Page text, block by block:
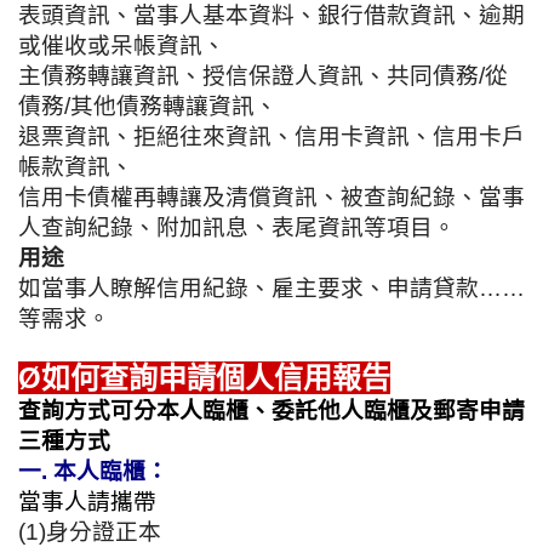
表頭資訊、當事人基本資料、銀行借款資訊、逾期
或催收或呆帳資訊、
主債務轉讓資訊、授信保證人資訊、共同債務/從
債務/其他債務轉讓資訊、
退票資訊、拒絕往來資訊、信用卡資訊、信用卡戶
帳款資訊、
信用卡債權再轉讓及清償資訊、被查詢紀錄、 當事
人查詢紀錄、附加訊息、表尾資訊等項目。
用途
如當事人瞭解信用紀錄、雇主要求、申請貸款……
等需求。
Ø如何查詢申請個人信用報告
查詢方式可分本人臨櫃、委託他人臨櫃及郵寄申請
三種方式
一. 本人臨櫃：
當事人請攜帶
(1)身分證正本